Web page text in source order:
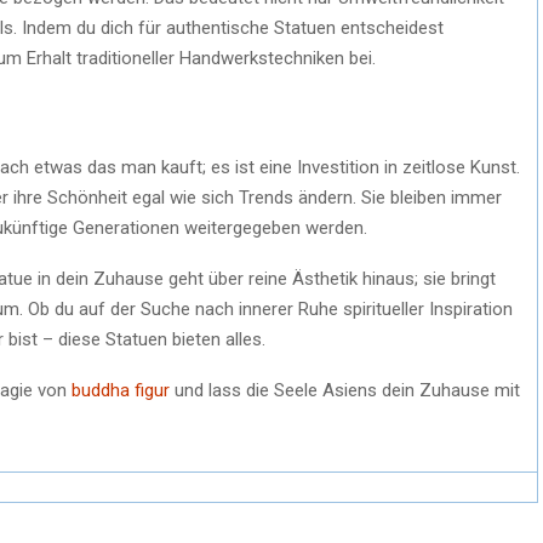
Indem du dich für authentische Statuen entscheidest
Erhalt traditioneller Handwerkstechniken bei.
etwas das man kauft; es ist eine Investition in zeitlose Kunst.
ihre Schönheit egal wie sich Trends ändern. Sie bleiben immer
Generationen weitergegeben werden.
in dein Zuhause geht über reine Ästhetik hinaus; sie bringt
Ob du auf der Suche nach innerer Ruhe spiritueller Inspiration
– diese Statuen bieten alles.
von buddha figur und lass die Seele Asiens dein Zuhause mit